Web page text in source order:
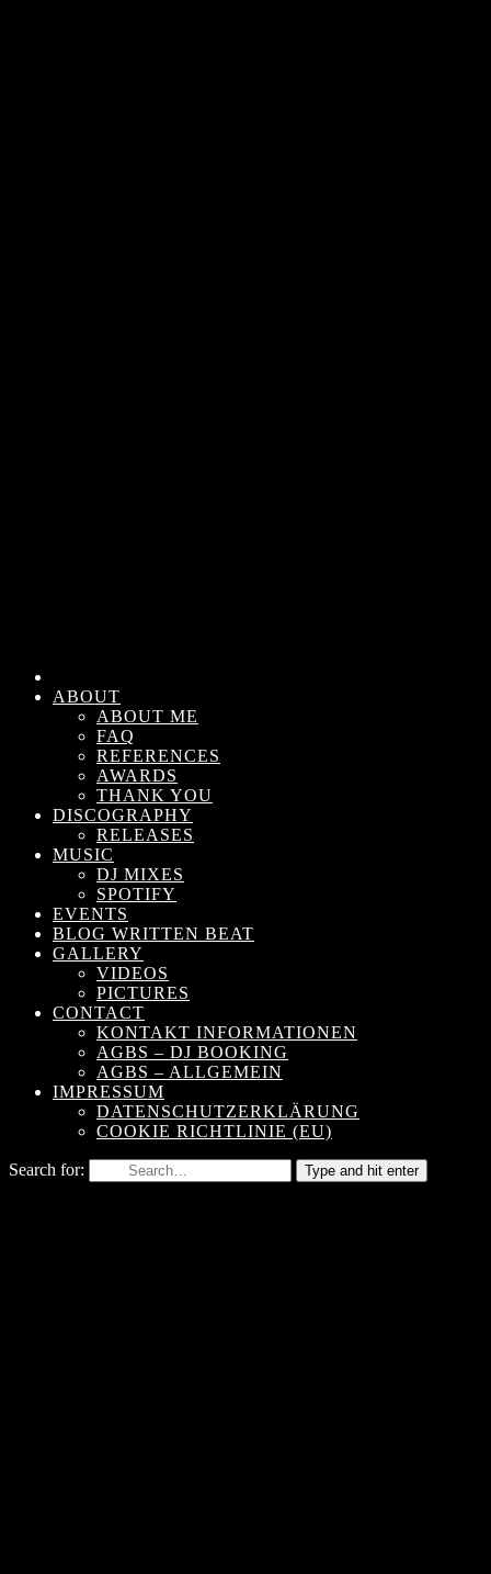
ABOUT
ABOUT ME
FAQ
REFERENCES
AWARDS
THANK YOU
DISCOGRAPHY
RELEASES
MUSIC
DJ MIXES
SPOTIFY
EVENTS
BLOG WRITTEN BEAT
GALLERY
VIDEOS
PICTURES
CONTACT
KONTAKT INFORMATIONEN
AGBS – DJ BOOKING
AGBS – ALLGEMEIN
IMPRESSUM
DATENSCHUTZERKLÄRUNG
COOKIE RICHTLINIE (EU)
Search for: Type and hit enter